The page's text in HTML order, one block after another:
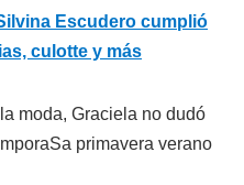
Escudero cumplió
culotte y más
moda, Graciela no dudó
primavera verano